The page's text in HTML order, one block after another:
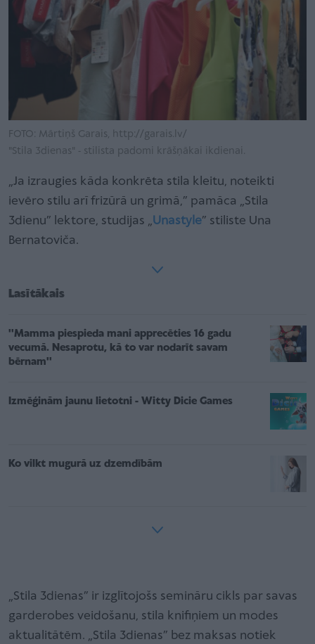
FOTO: Mārtiņš Garais, http://garais.lv/
"Stila 3dienas" - stilista padomi krāšņākai ikdienai.
„Ja izraugies kāda konkrēta stila kleitu, noteikti
ievēro stilu arī frizūrā un grimā,” pamāca „Stila
3dienu” lektore, studijas „Unastyle” stiliste Una
Bernatoviča.
Lasītākais
''Mamma piespieda mani apprecēties 16 gadu
vecumā. Nesaprotu, kā to var nodarīt savam
bērnam''
Izmēģinām jaunu lietotni - Witty Dicie Games
Ko vilkt mugurā uz dzemdībām
„Stila 3dienas” ir izglītojošs semināru cikls par savas
garderobes veidošanu, stila knifiņiem un modes
aktualitātēm. „Stila 3dienas” bez maksas notiek